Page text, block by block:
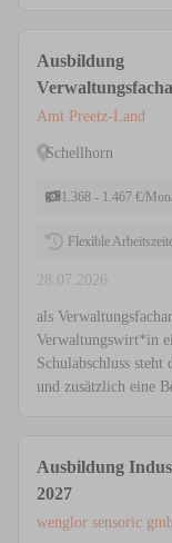
Ausbildung
Amt Preetz-Land
Schellhorn
1.368 - 1.467 €/
Flexible
28.07.2026
als
Verwaltungswirt*in
Schulabschluss steht
und zusätzlich eine
Ausbildung
2027
wenglor sensoric